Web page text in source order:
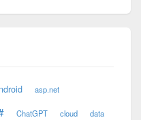
asp.net
ChatGPT cloud data